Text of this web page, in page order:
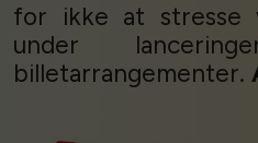
for ikke at stresse
under
billetarrangementer.